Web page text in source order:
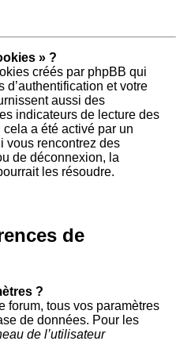
» ?
créés par phpBB qui
d’authentification et votre
aussi des
indicateurs de lecture des
a été activé par un
vous rencontrez des
de déconnexion, la
les résoudre.
de
?
forum, tous vos paramètres
de données. Pour les
de l’utilisateur